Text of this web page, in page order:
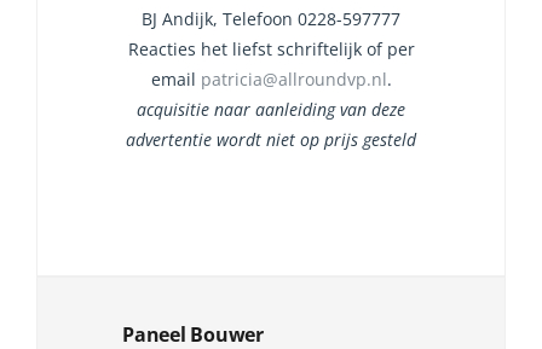
BJ Andijk, Telefoon 0228-597777
Reacties het liefst schriftelijk of per
email patricia@allroundvp.nl.
acquisitie naar aanleiding van deze
advertentie wordt niet op prijs gesteld
Paneel Bouwer